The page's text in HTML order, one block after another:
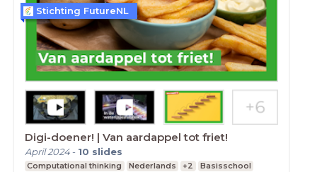
Digi-doener! | Van aardappel tot friet!
April 2024- 10 slides
Computational thinking Nederlands +2
Basisschool
Stichting FutureNL